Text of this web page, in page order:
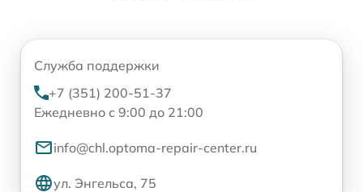
Служба поддержки
+7 (351) 200-51-37
Ежедневно с 9:00 до 21:00
info@chl.optoma-repair-center.ru
ул. Энгельса, 75